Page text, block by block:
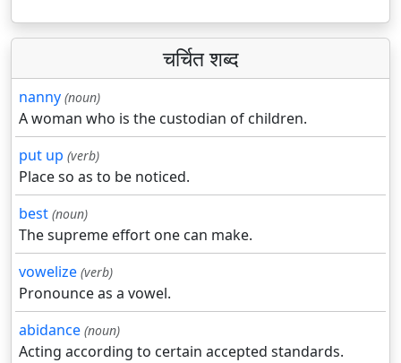
चर्चित शब्द
nanny (noun)
A woman who is the custodian of children.
put up (verb)
Place so as to be noticed.
best (noun)
The supreme effort one can make.
vowelize (verb)
Pronounce as a vowel.
abidance (noun)
Acting according to certain accepted standards.